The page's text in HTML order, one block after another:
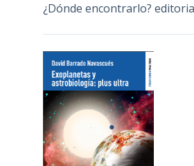
¿Dónde encontrarlo?